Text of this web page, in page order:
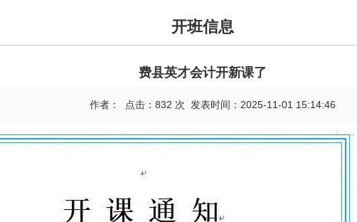
开班信息
费县英才会计开新课了
作者： 点击：832 次 发表时间：2025-11-01 15:14:46